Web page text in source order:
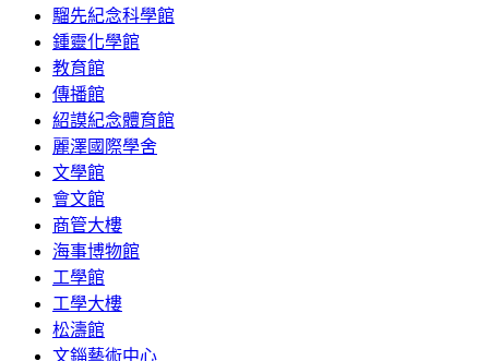
騮先紀念科學館
鍾靈化學館
教育館
傳播館
紹謨紀念體育館
麗澤國際學舍
文學館
會文館
商管大樓
海事博物館
工學館
工學大樓
松濤館
文錙藝術中心